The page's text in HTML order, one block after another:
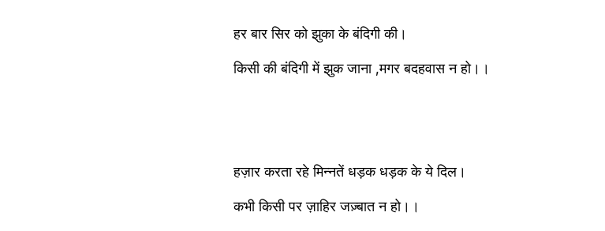
हर बार सिर को झुका के बंदिगी की।
किसी की बंदिगी में झुक जाना ,मगर बदहवास न हो।।
हज़ार करता रहे मिन्नतें धड़क धड़क के ये दिल।
कभी किसी पर ज़ाहिर जज़्बात न हो।।